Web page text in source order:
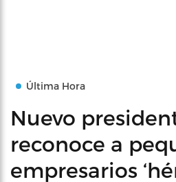
Última Hora
Nuevo
reconoce a
empresarios